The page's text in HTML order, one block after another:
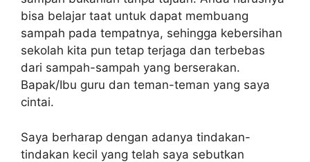
bisa belajar taat untuk dapat membuang
sampah pada tempatnya, sehingga kebersihan
sekolah kita pun tetap terjaga dan terbebas
dari sampah-sampah yang berserakan.
Bapak/Ibu guru dan teman-teman yang saya
cintai.
Saya berharap dengan adanya tindakan-
tindakan kecil yang telah saya sebutkan